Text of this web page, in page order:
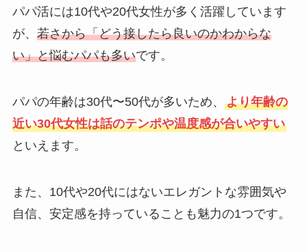
パパ活には10代や20代女性が多く活躍しています
が、 若さから「どう接したら良いのかわからな
い」と悩むパパも多いです。
パパの年齢は30代〜50代が多いため、 より年齢の
近い30代女性は話のテンポや温度感が合いやすい
といえます。
また、10代や20代にはないエレガントな雰囲気や
自信、安定感を持っていることも魅力の1つです。